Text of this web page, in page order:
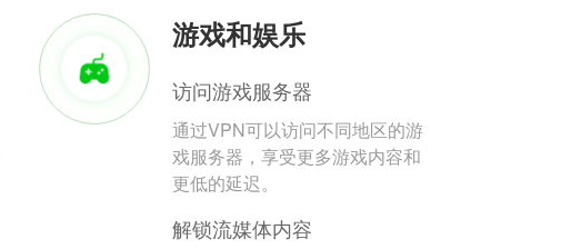
游戏和娱乐
访问游戏服务器
通过VPN可以访问不同地区的游
戏服务器，享受更多游戏内容和
更低的延迟。
解锁流媒体内容